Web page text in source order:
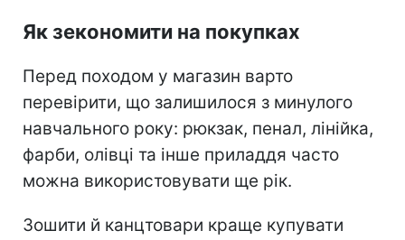
Як зекономити на покупках
Перед походом у магазин варто
перевірити, що залишилося з минулого
навчального року: рюкзак, пенал, лінійка,
фарби, олівці та інше приладдя часто
можна використовувати ще рік.
Зошити й канцтовари краще купувати